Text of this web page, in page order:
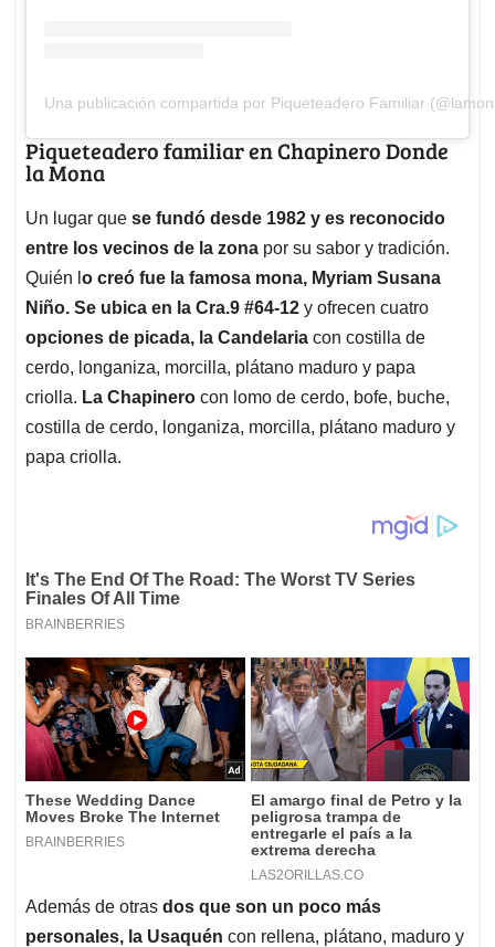
Una publicación compartida por Piqueteadero Familiar
Piqueteadero familiar en Chapinero Donde
la Mona
Un lugar que se fundó desde 1982 y es reconocido
entre los vecinos de la zona por su sabor y tradición.
Quién l o creó fue la famosa mona, Myriam Susana
Niño. Se ubica en la Cra.9 #64-12 y ofrecen cuatro
opciones de picada, la Candelaria con costilla de
cerdo, longaniza, morcilla, plátano maduro y papa
criolla. La Chapinero con lomo de cerdo, bofe, buche,
costilla de cerdo, longaniza, morcilla, plátano maduro y
papa criolla.
Además de otras dos que son un poco más
personales, la Usaquén con rellena, plátano, maduro y